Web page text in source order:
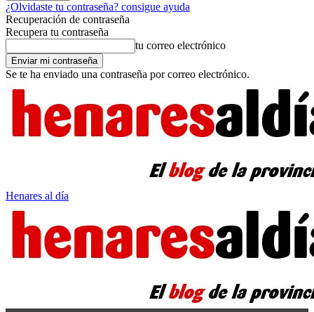
¿Olvidaste tu contraseña? consigue ayuda
Recuperación de contraseña
Recupera tu contraseña
tu correo electrónico
Se te ha enviado una contraseña por correo electrónico.
Henares al día